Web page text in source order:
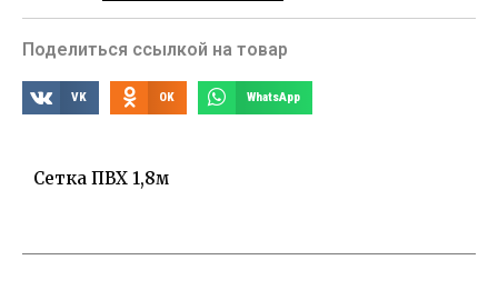
Поделиться ссылкой на товар
VK OK WhatsApp
Сетка ПВХ 1,8м